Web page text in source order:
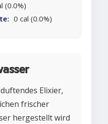
(0.0%)
0 cal (0.0%)
Elixier,
frischer
hergestellt wird